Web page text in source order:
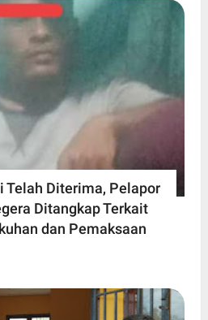
Telah Diterima, Pelapor
Ditangkap Terkait
dan Pemaksaan